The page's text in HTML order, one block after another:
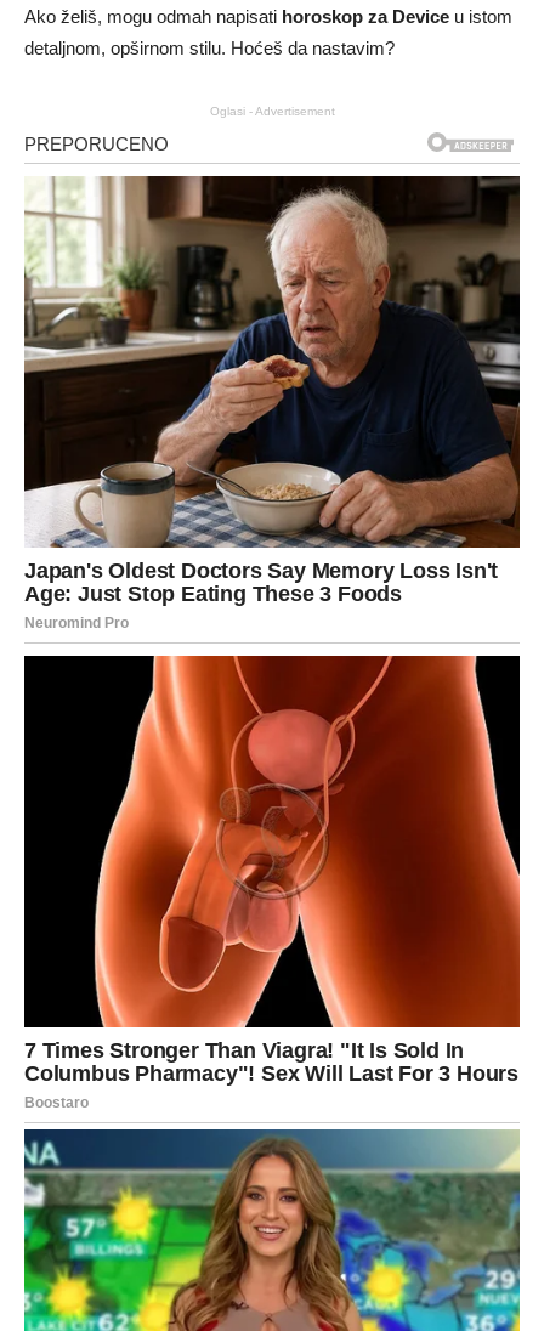
Ako želiš, mogu odmah napisati horoskop za Device u istom
detaljnom, opširnom stilu. Hoćeš da nastavim?
Oglasi - Advertisement